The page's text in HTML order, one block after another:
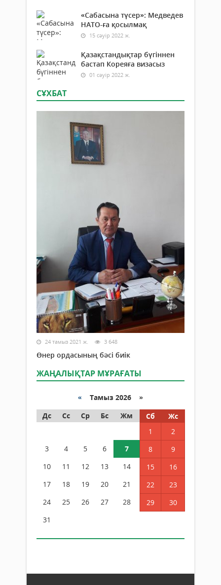
«Сабасына түсер»: Медведев
НАТО-ға қосылмақ
15 сәуір 2022 ж.
Қазақстандықтар бүгіннен
бастап Кореяға визасыз
01 сәуір 2022 ж.
СҰХБАТ
24 тамыз 2021 ж. 3 648
Өнер ордасының бәсі биік
ЖАҢАЛЫҚТАР МҰРАҒАТЫ
« Тамыз 2026 »
Дс
Сс Ср Бс Жм Сб
Жс
1
2
3
4 5 6 7 8
9
10
11 12 13 14 15
16
17
18 19 20 21 22
23
24
25 26 27 28 29
30
31